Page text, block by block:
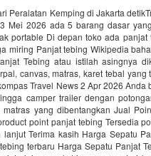
Peralatan Kemping di Jakarta
Mei 2026 ada 5 barang dasar
portable Di depan toko ada
miring Panjat tebing Wikipedia
Tebing atau istilah asingnya
canvas, matras, karet tebal
Travel News 2 Apr 2026
camper trailer dengan
yang dibentangkan Jual
point panjat tebing Tersedia
Terima kasih Harga Sepatu
terbaru Harga Sepatu Panjat